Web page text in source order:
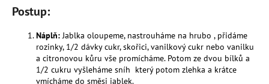
Postup:
Náplň:Jablka oloupeme, nastrouháme na hrubo , přidáme
rozinky, 1/2 dávky cukr, skořici, vanilkový cukr nebo vanilku
a citronovou kůru vše promícháme. Potom ze dvou bílků a
1/2 cukru vyšleháme sníh který potom zlehka a krátce
vmícháme do směsi jablek.